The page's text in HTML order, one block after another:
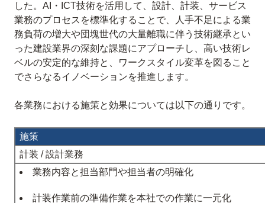
した。AI・ICT技術を活用して、設計、計装、サービス
業務のプロセスを標準化することで、人手不足による業
務負荷の増大や団塊世代の大量離職に伴う技術継承とい
った建設業界の深刻な課題にアプローチし、高い技術レ
ベルの安定的な維持と、ワークスタイル変革を図ること
でさらなるイノベーションを推進します。
各業務における施策と効果については以下の通りです。
施策
計装 / 設計業務
業務内容と担当部門や担当者の明確化
計装作業前の準備作業を本社での作業に一元化